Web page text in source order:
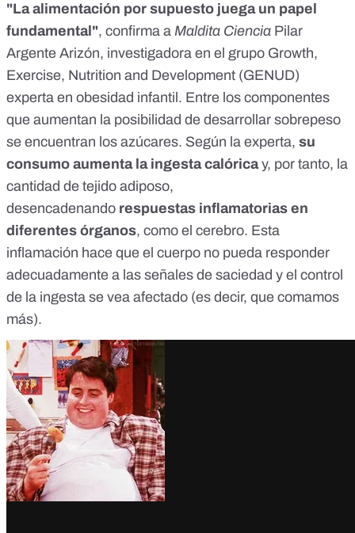
"La alimentación por supuesto juega un papel
fundamental", confirma a Maldita Ciencia Pilar
Argente Arizón, investigadora en el grupo Growth,
Exercise, Nutrition and Development (GENUD)
experta en obesidad infantil. Entre los componentes
que aumentan la posibilidad de desarrollar sobrepeso
se encuentran los azúcares. Según la experta, su
consumo aumenta la ingesta calóricay, por tanto, la
cantidad de tejido adiposo,
desencadenando respuestas inflamatorias en
diferentes órganos, como el cerebro. Esta
inflamación hace que el cuerpo no pueda responder
adecuadamente a las señales de saciedad y el control
de la ingesta se vea afectado (es decir, que comamos
más).